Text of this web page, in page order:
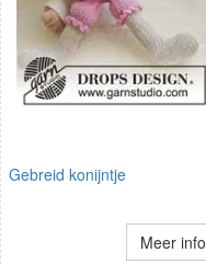
Gebreid konijntje
Meer info